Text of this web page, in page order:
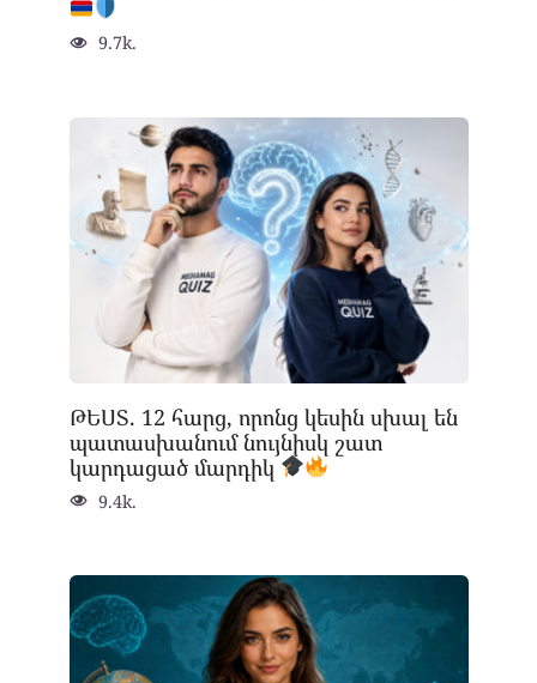
9.7k.
ԹԵՍՏ. 12 հարց, որոնց կեսին սխալ են
պատասխանում նույնիսկ շատ
կարդացած մարդիկ
9.4k.